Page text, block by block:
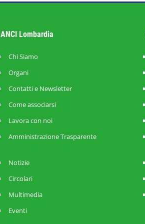
ANCI Lombardia
Chi Siamo
Organi
Contatti e Newsletter
Come associarsi
Lavora con noi
Amministrazione Trasparente
Notizie
Circolari
Multimedia
Eventi